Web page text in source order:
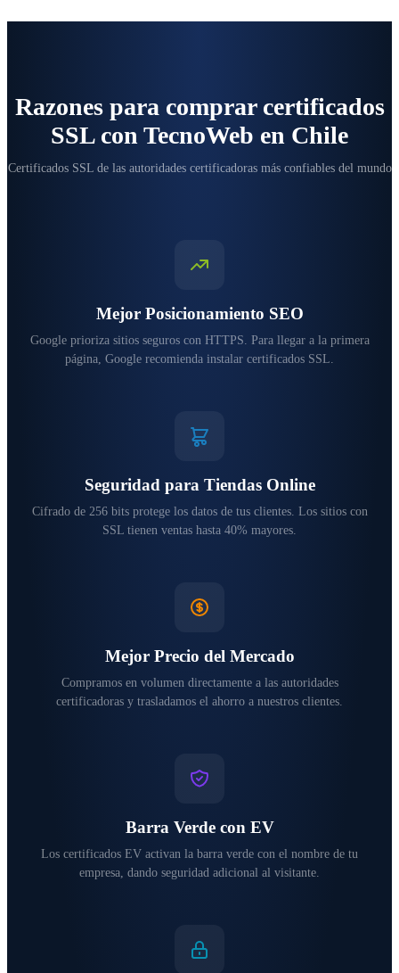
Razones para comprar certificados
SSL con TecnoWeb en Chile
Certificados SSL de las autoridades certificadoras más confiables del mundo
Mejor Posicionamiento SEO
Google prioriza sitios seguros con HTTPS. Para llegar a la primera
página, Google recomienda instalar certificados SSL.
Seguridad para Tiendas Online
Cifrado de 256 bits protege los datos de tus clientes. Los sitios con
SSL tienen ventas hasta 40% mayores.
Mejor Precio del Mercado
Compramos en volumen directamente a las autoridades
certificadoras y trasladamos el ahorro a nuestros clientes.
Barra Verde con EV
Los certificados EV activan la barra verde con el nombre de tu
empresa, dando seguridad adicional al visitante.